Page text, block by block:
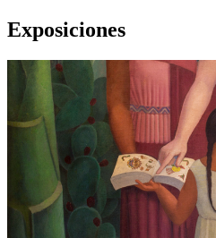
Exposiciones